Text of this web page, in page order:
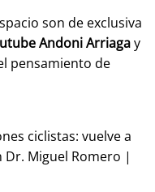
son de exclusiva
Andoni Arriagay
pensamiento de
ciclistas: vuelve a
Dr. Miguel Romero |